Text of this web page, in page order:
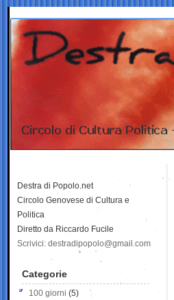
Destra di Popolo.net
Circolo Genovese di Cultura e
Politica
Diretto da Riccardo Fucile
Scrivici: destradipopolo@gmail.com
Categorie
100 giorni (5)